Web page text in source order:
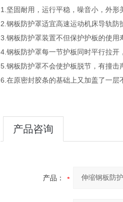
1.坚固耐用，运行平稳，噪音小，外形
2.钢板防护罩适宜高速运动机床导轨防
3.钢板防护罩装置不但保护护板的使用
4.钢板防护罩每一节护板同时平行拉开
5.钢板防护罩不会使护板脱节，有撞击
6.在原密封胶条的基础上又加盖了一层
产品咨询
产品：